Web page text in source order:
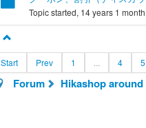
Topic started, 14 years 1
Start Prev 1 4 5
Forum Hikashop